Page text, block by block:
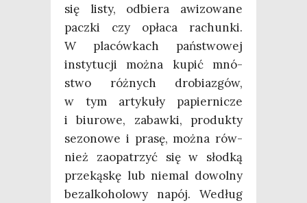
się listy, odbie­ra awi­zo­wa­ne
pacz­ki czy opła­ca rachun­ki.
W pla­ców­kach pań­stwo­wej
insty­tu­cji moż­na kupić mnó­
stwo róż­nych dro­bia­zgów,
w tym arty­ku­ły papier­ni­cze
i biu­ro­we, zabaw­ki, pro­duk­ty
sezo­no­we i pra­sę, moż­na rów­
nież zaopa­trzyć się w słod­ką
prze­ką­skę lub nie­mal dowol­ny
bez­al­ko­ho­lo­wy napój. Według